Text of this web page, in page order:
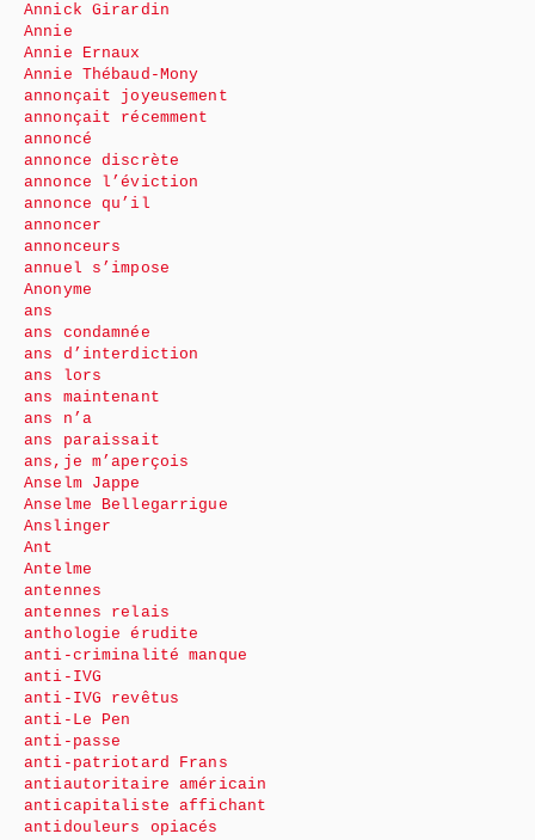
Annick Girardin
Annie
Annie Ernaux
Annie Thébaud-Mony
annonçait joyeusement
annonçait récemment
annoncé
annonce discrète
annonce l’éviction
annonce qu’il
annoncer
annonceurs
annuel s’impose
Anonyme
ans
ans condamnée
ans d’interdiction
ans lors
ans maintenant
ans n’a
ans paraissait
ans,je m’aperçois
Anselm Jappe
Anselme Bellegarrigue
Anslinger
Ant
Antelme
antennes
antennes relais
anthologie érudite
anti-criminalité manque
anti-IVG
anti-IVG revêtus
anti-Le Pen
anti-passe
anti-patriotard Frans
antiautoritaire américain
anticapitaliste affichant
antidouleurs opiacés